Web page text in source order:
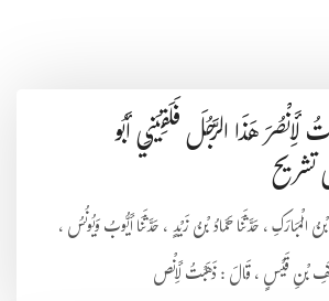
هَذَا الرَّجُلَ فَلَقِيَنِي أَبُو
الْمُبَارَكِ ، حَدَّثَنَا حَمَّادُ بْنُ زَيْدٍ ، حَدَّثَنَا أَيُّوبُ وَيُونُسُ ،